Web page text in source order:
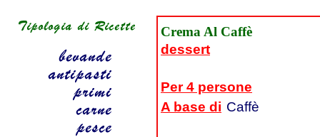
Crema Al Caffè
dessert
Per 4 persone
A base di Caffè